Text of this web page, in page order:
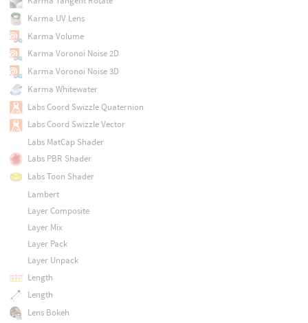
Karma UV Lens
Karma Volume
Karma Voronoi Noise 2D
Karma Voronoi Noise 3D
Karma Whitewater
Labs Coord Swizzle Quaternion
Labs Coord Swizzle Vector
Labs MatCap Shader
Labs PBR Shader
Labs Toon Shader
Lambert
Layer Composite
Layer Mix
Layer Pack
Layer Unpack
Length
Length
Lens Bokeh